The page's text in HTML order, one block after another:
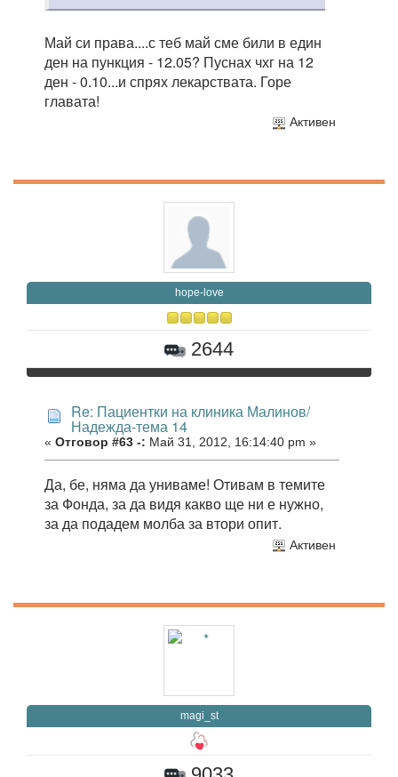
Май си права....с теб май сме били в един
ден на пункция - 12.05? Пуснах чхг на 12
ден - 0.10...и спрях лекарствата. Горе
главата!
Активен
hope-love
2644
Re: Пациентки на клиника Малинов/
Надежда-тема 14
« Отговор #63 -: Май 31, 2012, 16:14:40 pm »
Да, бе, няма да униваме! Отивам в темите
за Фонда, за да видя какво ще ни е нужно,
за да подадем молба за втори опит.
Активен
magi_st